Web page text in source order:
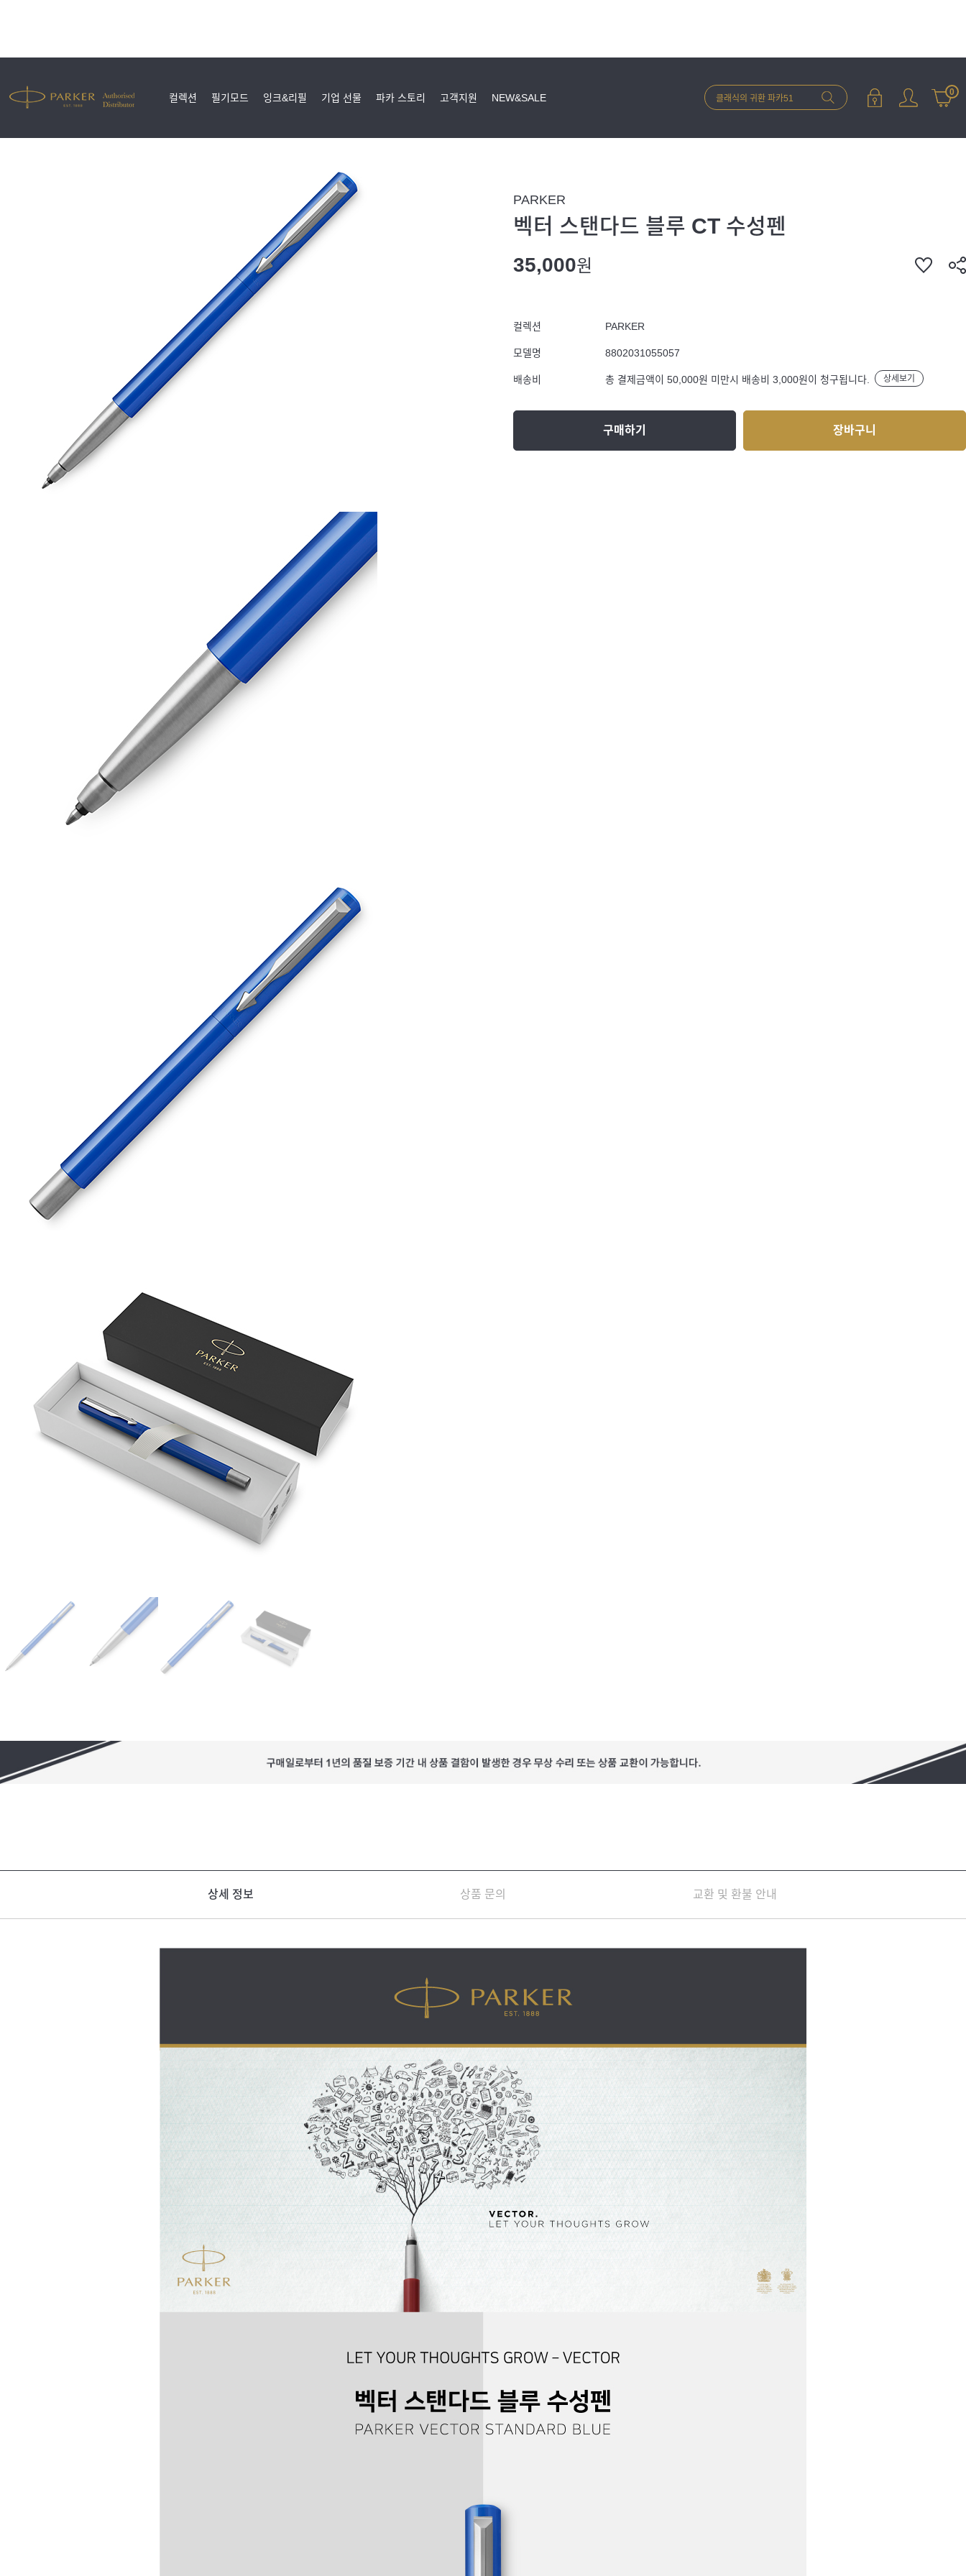
컬렉션 필기모드 잉크&리필 기업 선물 파카 스토리 고객지원 NEW&SALE 0
PARKER
벡터 스탠다드 블루 CT 수성펜
35,000원
컬렉션 PARKER
모델명 8802031055057
배송비 총 결제금액이 50,000원 미만시 배송비 3,000원이 청구됩니다. 상세보기
구매하기 장바구니
상세 정보 상품 문의 교환 및 환불 안내